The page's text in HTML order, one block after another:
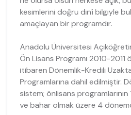
kesimlerini doğru dinî bilgiyle
amaçlayan bir programdır.
Anadolu Üniversitesi
Ön Lisans Programı 2010-2011
itibaren Dönemlik-Kredili
Programlarına dahil edilmiştir.
sistem; önlisans programlarının
ve bahar olmak üzere 4